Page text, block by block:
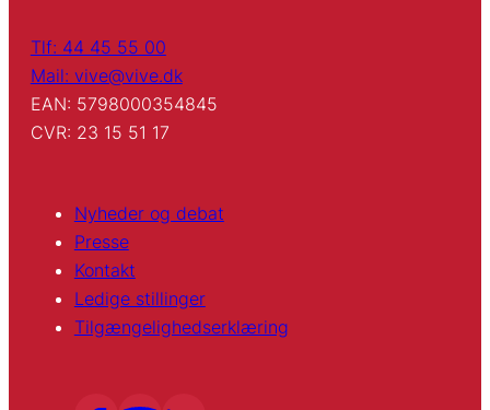
Tlf: 44 45 55 00
Mail: vive@vive.dk
EAN: 5798000354845
CVR: 23 15 51 17
Nyheder og debat
Presse
Kontakt
Ledige stillinger
Tilgængelighedserklæring